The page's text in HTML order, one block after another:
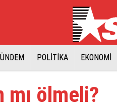
POLİTİKA EKONOMİ
mı ölmeli?